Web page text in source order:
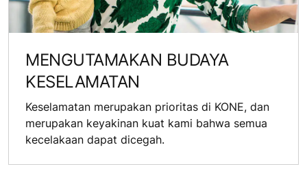
MENGUTAMAKAN BUDAYA
KESELAMATAN
Keselamatan merupakan prioritas di KONE, dan
merupakan keyakinan kuat kami bahwa semua
kecelakaan dapat dicegah.